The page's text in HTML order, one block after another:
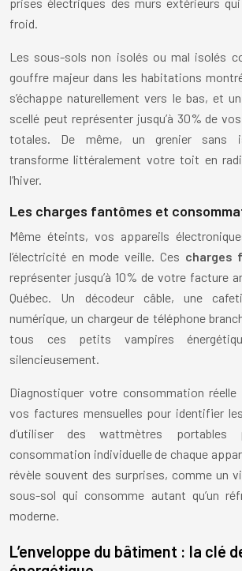
froid.
Les sous-sols non isolés ou mal isolés
gouffre majeur dans les habitations
s’échappe naturellement vers le bas, et
scellé peut représenter jusqu’à 30% de
totales. De même, un grenier sans
transforme littéralement votre toit en
l’hiver.
Les charges fantômes et
Même éteints, vos appareils
l’électricité en mode veille. Ces charges
représenter jusqu’à 10% de votre facture
Québec. Un décodeur câble, une
numérique, un chargeur de téléphone
tous ces petits vampires
silencieusement.
Diagnostiquer votre consommation réelle
vos factures mensuelles pour identifier
d’utiliser des wattmètres portables
consommation individuelle de chaque
révèle souvent des surprises, comme un
sous-sol qui consomme autant qu’un
moderne.
L’enveloppe du bâtiment : la clé